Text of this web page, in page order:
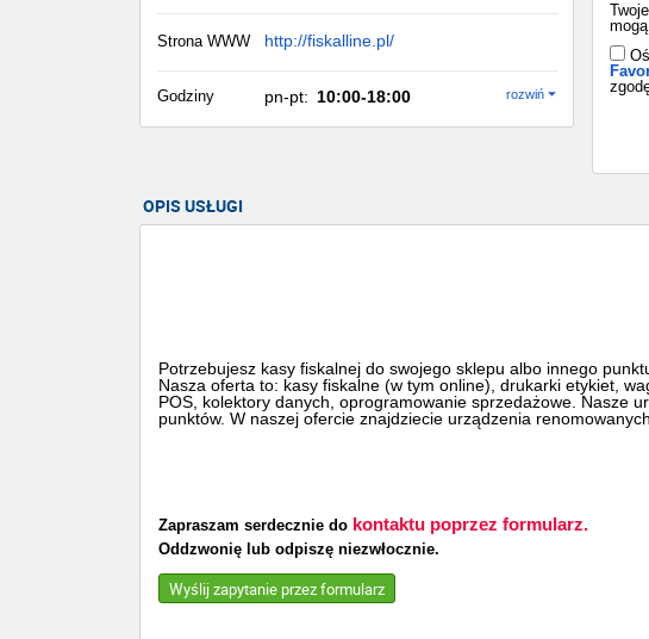
Strona WWW http://fiskalline.pl/
Godziny pn-pt: 10:00-18:00 rozwiń
OPIS USŁUGI
Potrzebujesz kasy fiskalnej do swojego sklepu albo innego
Nasza oferta to: kasy fiskalne (w tym online), drukarki etykiet,
POS, kolektory danych, oprogramowanie sprzedażowe. Nasze
punktów. W naszej ofercie znajdziecie urządzenia
Zapraszam serdecznie do kontaktu poprzez formularz.
Oddzwonię lub odpiszę niezwłocznie.
Wyślij zapytanie przez formularz